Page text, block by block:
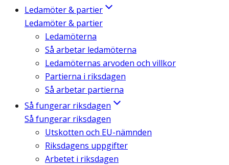
Ledamöter & partier
Ledamöter & partier
Ledamöterna
Så arbetar ledamöterna
Ledamöternas arvoden och villkor
Partierna i riksdagen
Så arbetar partierna
Så fungerar riksdagen
Så fungerar riksdagen
Utskotten och EU-nämnden
Riksdagens uppgifter
Arbetet i riksdagen